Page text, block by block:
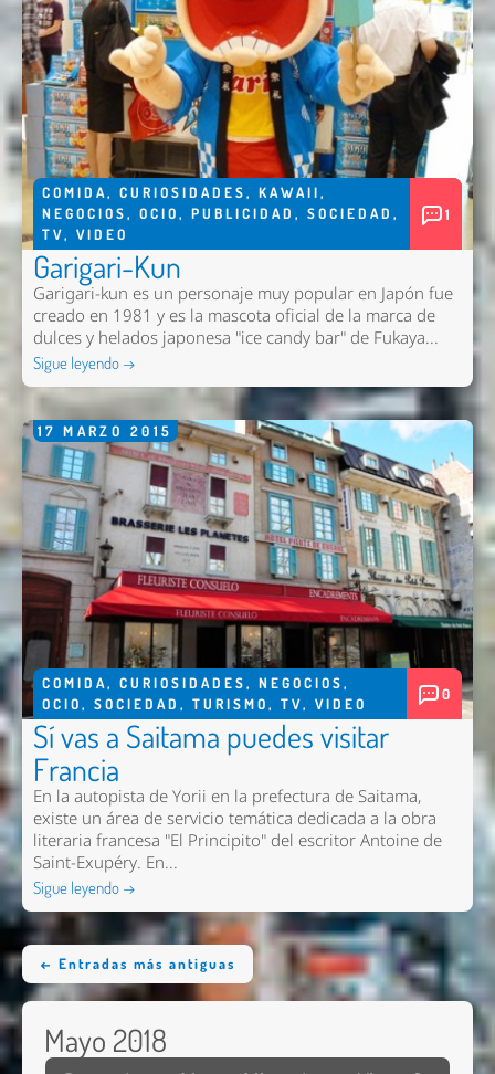
COMIDA, CURIOSIDADES, KAWAII,
NEGOCIOS, OCIO, PUBLICIDAD , SOCIEDAD ,
TV, VIDEO
1
Garigari-Kun
Garigari-kun es un personaje muy popular en Japón fue
creado en 1981 y es la mascota oficial de la marca de
dulces y helados japonesa "ice candy bar" de Fukaya...
Sigue leyendo →
17 MARZO 2015
COMIDA, CURIOSIDADES, NEGOCIOS,
OCIO, SOCIEDAD , TURISMO, TV, VIDEO
0
Sí vas a Saitama puedes visitar
Francia
En la autopista de Yorii en la prefectura de Saitama,
existe un área de servicio temática dedicada a la obra
literaria francesa "El Principito" del escritor Antoine de
Saint-Exupéry. En...
Sigue leyendo →
← Entradas más antiguas
Mayo 2018